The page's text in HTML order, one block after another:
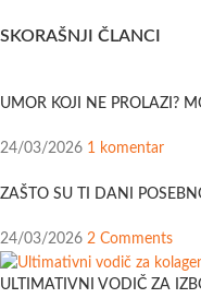
SKORAŠNJI ČLANCI
UMOR KOJI NE PROLAZI?
24/03/2026 1 komentar
ZAŠTO SU TI DANI
24/03/2026 2 Comments
ULTIMATIVNI VODIČ ZA